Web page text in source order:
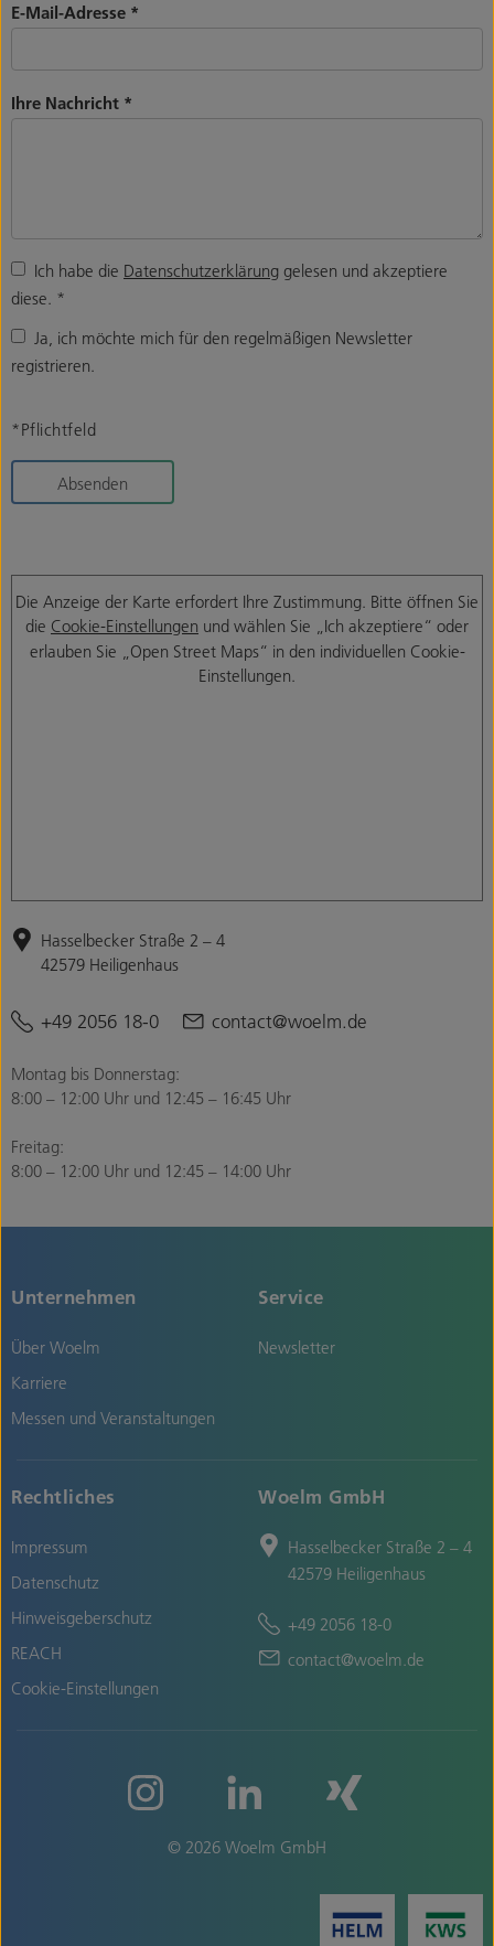
E-Mail-Adresse *
Ihre Nachricht *
Ich habe die Datenschutzerklärung gelesen und akzeptiere
diese. *
Ja, ich möchte mich für den regelmäßigen Newsletter
registrieren.
*Pflichtfeld
Absenden
Die Anzeige der Karte erfordert Ihre Zustimmung. Bitte öffnen Sie
die Cookie-Einstellungen und wählen Sie „Ich akzeptiere“ oder
erlauben Sie „Open Street Maps“ in den individuellen Cookie-
Einstellungen.
Hasselbecker Straße 2 – 4
42579 Heiligenhaus
+49 2056 18-0 contact@woelm.de
Montag bis Donnerstag:
8:00 – 12:00 Uhr und 12:45 – 16:45 Uhr
Freitag:
8:00 – 12:00 Uhr und 12:45 – 14:00 Uhr
Unternehmen
Über Woelm
Karriere
Messen und Veranstaltungen
Service
Newsletter
Rechtliches
Impressum
Datenschutz
Hinweisgeberschutz
REACH
Cookie-Einstellungen
Woelm GmbH
Hasselbecker Straße 2 – 4
42579 Heiligenhaus
+49 2056 18-0
contact@woelm.de
© 2026 Woelm GmbH